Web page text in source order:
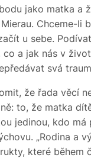
jako matka a
Chceme-li
u sebe.
co a jak nás v
svá
že řada věcí
to, že matka
jedinou, kdo má
„Rodina a
které během